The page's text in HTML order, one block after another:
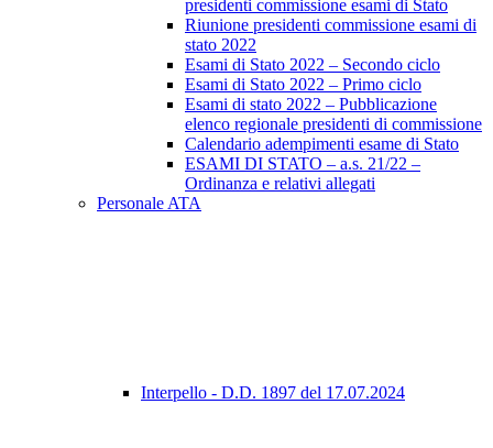
presidenti commissione esami di Stato
Riunione presidenti commissione esami di
stato 2022
Esami di Stato 2022 – Secondo ciclo
Esami di Stato 2022 – Primo ciclo
Esami di stato 2022 – Pubblicazione
elenco regionale presidenti di commissione
Calendario adempimenti esame di Stato
ESAMI DI STATO – a.s. 21/22 –
Ordinanza e relativi allegati
Personale ATA
Interpello - D.D. 1897 del 17.07.2024